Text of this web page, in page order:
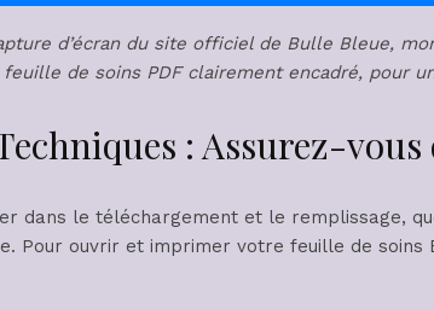
d’écran du site officiel de Bulle Bleue,
de soins PDF clairement encadré, pour
: Assurez-vous
dans le téléchargement et le remplissage,
Pour ouvrir et imprimer votre feuille de soins